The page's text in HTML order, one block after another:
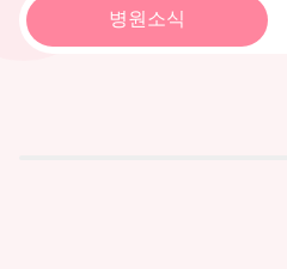
병원소식